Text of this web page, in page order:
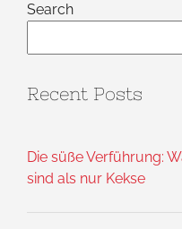
Search
Recent Posts
Die süße Verführung:
sind als nur Kekse